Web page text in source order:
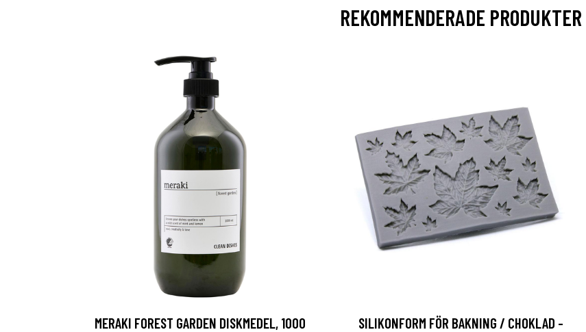
REKOMMENDERADE PRODUKTER
MERAKI FOREST GARDEN DISKMEDEL, 1000
SILIKONFORM FÖR BAKNING / CHOKLAD -